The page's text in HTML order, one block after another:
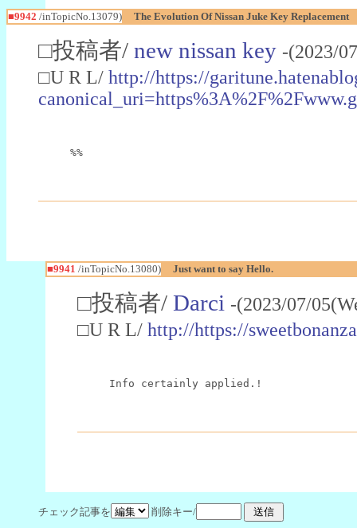
■9942 /inTopicNo.13079) The Evolution Of Nissan Juke Key Replacement
□投稿者/ new nissan key -(2023/
□U R L/ http://https://
%%
■9941 /inTopicNo.13080) Just want to say Hello.
□投稿者/ Darci -(2023/07/
□U R L/ http://https://
Info certainly applied.!
チェック記事を 削除キー/